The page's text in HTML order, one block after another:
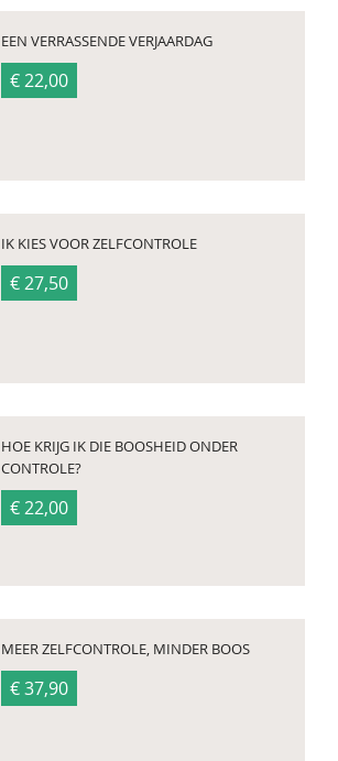
EEN VERRASSENDE VERJAARDAG
€ 22,00
IK KIES VOOR ZELFCONTROLE
€ 27,50
HOE KRIJG IK DIE BOOSHEID ONDER
CONTROLE?
€ 22,00
MEER ZELFCONTROLE, MINDER BOOS
€ 37,90